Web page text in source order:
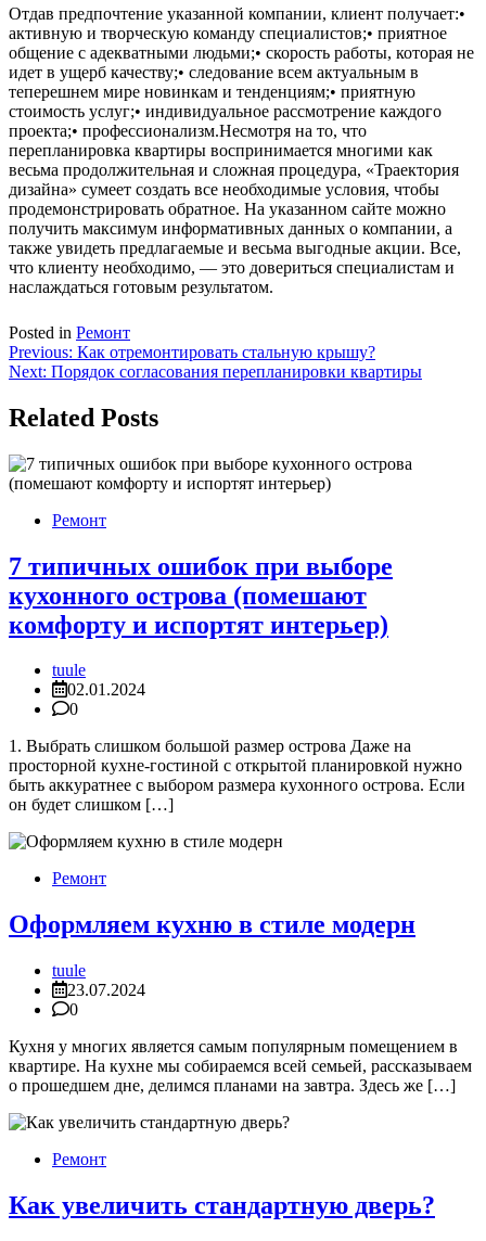
Отдав предпочтение указанной компании, клиент получает:•
активную и творческую команду специалистов;• приятное
общение с адекватными людьми;• скорость работы, которая не
идет в ущерб качеству;• следование всем актуальным в
теперешнем мире новинкам и тенденциям;• приятную
стоимость услуг;• индивидуальное рассмотрение каждого
проекта;• профессионализм.Несмотря на то, что
перепланировка квартиры воспринимается многими как
весьма продолжительная и сложная процедура, «Траектория
дизайна» сумеет создать все необходимые условия, чтобы
продемонстрировать обратное. На указанном сайте можно
получить максимум информативных данных о компании, а
также увидеть предлагаемые и весьма выгодные акции. Все,
что клиенту необходимо, — это довериться специалистам и
наслаждаться готовым результатом.
Posted in Ремонт
Навигация
по
записям
Previous: Как отремонтировать стальную крышу?
Next: Порядок согласования перепланировки квартиры
Related Posts
Ремонт
7 типичных ошибок при выборе
кухонного острова (помешают
комфорту и испортят интерьер)
tuule
02.01.2024
0
1. Выбрать слишком большой размер острова Даже на
просторной кухне-гостиной с открытой планировкой нужно
быть аккуратнее с выбором размера кухонного острова. Если
он будет слишком […]
Ремонт
Оформляем кухню в стиле модерн
tuule
23.07.2024
0
Кухня у многих является самым популярным помещением в
квартире. На кухне мы собираемся всей семьей, рассказываем
о прошедшем дне, делимся планами на завтра. Здесь же […]
Ремонт
Как увеличить стандартную дверь?